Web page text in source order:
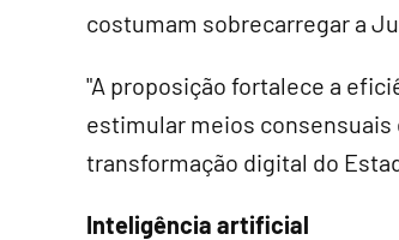
costumam sobrecarregar a
"A proposição fortalece a
estimular meios
transformação digital do
Inteligência artificial